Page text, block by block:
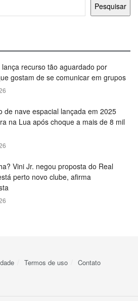
Pesquisar
lança recurso tão aguardado por
gostam de se comunicar em grupos
de nave espacial lançada em 2025
na Lua após choque a mais de 8 mil
Vini Jr. negou proposta do Real
perto novo clube, afirma
Termos de uso Contato